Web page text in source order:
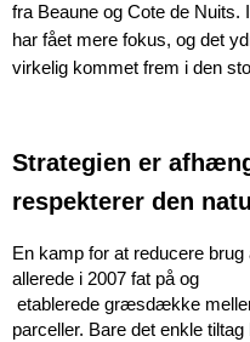
fra Beaune og Cote de Nuits.
har fået mere fokus, og det
virkelig kommet frem i den
Strategien er
respekterer den
En kamp for at reducere
allerede i 2007 fat på og
parceller. Bare det enkle